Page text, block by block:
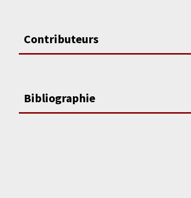
Contributeurs
Bibliographie